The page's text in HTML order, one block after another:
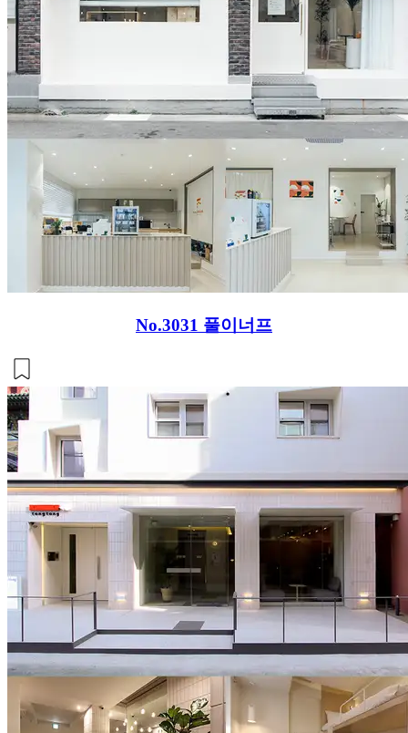
No.3031 풀이너프